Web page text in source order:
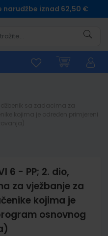
iznad 62,50 €
6 - PP; 2. dio,
za vježbanje za
kojima je
osnovnog